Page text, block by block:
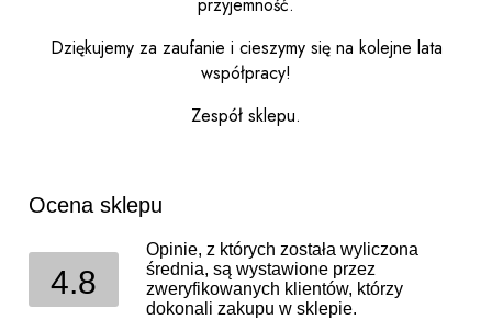
przyjemność.
Dziękujemy za zaufanie i cieszymy się na kolejne lata
współpracy!
Zespół sklepu.
Ocena sklepu
4.8
Opinie, z których została wyliczona
średnia, są wystawione przez
zweryfikowanych klientów, którzy
dokonali zakupu w sklepie.